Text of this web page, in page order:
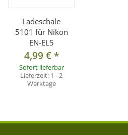
Ladeschale
5101 für Nikon
EN-EL5
4,99 €*
Sofort lieferbar
Lieferzeit: 1 - 2
Werktage